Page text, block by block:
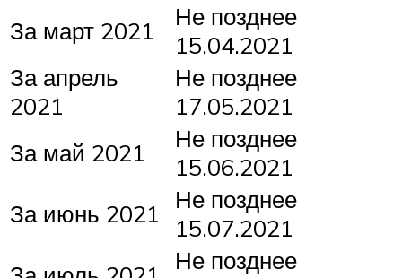
За март 2021
Не позднее
15.04.2021
За апрель
2021
Не позднее
17.05.2021
За май 2021
Не позднее
15.06.2021
За июнь 2021
Не позднее
15.07.2021
Не позднее